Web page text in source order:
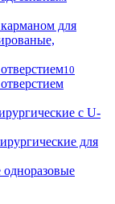
для
10
с U-
для